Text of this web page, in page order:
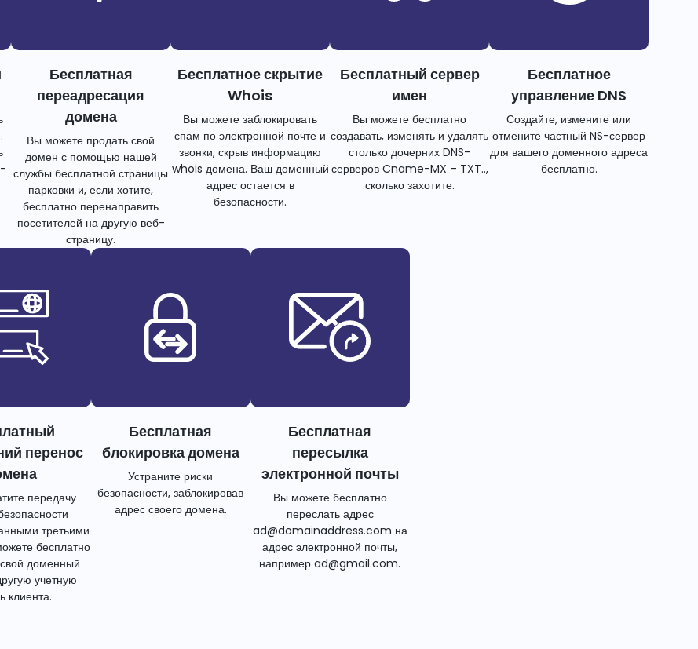
Бесплатная
переадресация
домена
Вы можете продать свой
домен с помощью нашей
службы бесплатной страницы
парковки и, если хотите,
бесплатно перенаправить
посетителей на другую веб-
страницу.
Бесплатное скрытие
Whois
Вы можете заблокировать
спам по электронной почте и
звонки, скрыв информацию
whois домена. Ваш доменный
адрес остается в
безопасности.
Бесплатный сервер
имен
Вы можете бесплатно
создавать, изменять и удалять
столько дочерних DNS-
серверов Cname-MX – TXT..,
сколько захотите.
Бесплатное
управление DNS
Создайте, измените или
отмените частный NS-сервер
для вашего доменного адреса
бесплатно.
перенос
передачу
третьими
бесплатно
доменный
учетную
клиента.
Бесплатная
блокировка домена
Устраните риски
безопасности, заблокировав
адрес своего домена.
Бесплатная
пересылка
электронной почты
Вы можете бесплатно
переслать адрес
ad@domainaddress.com на
адрес электронной почты,
например ad@gmail.com.